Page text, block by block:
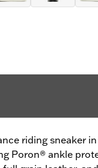
riding sneaker
Poron® ankle